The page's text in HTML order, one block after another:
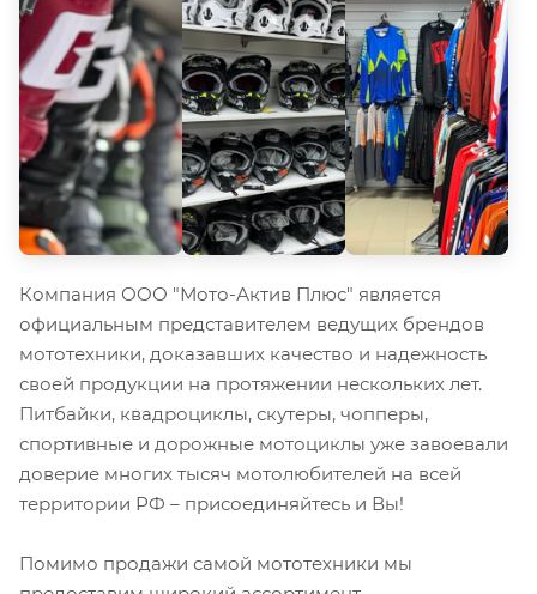
Компания ООО "Мото-Актив Плюс" является
официальным представителем ведущих брендов
мототехники, доказавших качество и надежность
своей продукции на протяжении нескольких лет.
Питбайки, квадроциклы, скутеры, чопперы,
спортивные и дорожные мотоциклы уже завоевали
доверие многих тысяч мотолюбителей на всей
территории РФ – присоединяйтесь и Вы!
Помимо продажи самой мототехники мы